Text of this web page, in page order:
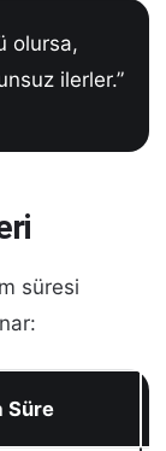
olursa,
ilerler.”
süresi
Süre